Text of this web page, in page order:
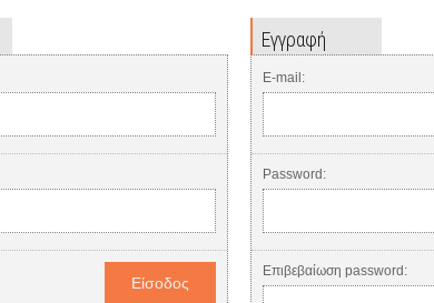
Εγγραφή
E-mail:
Password:
Επιβεβαίωση password: